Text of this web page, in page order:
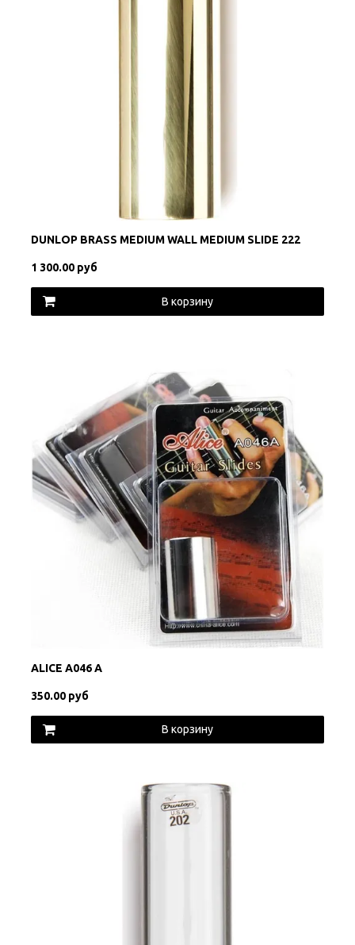
DUNLOP BRASS MEDIUM WALL MEDIUM SLIDE 222
1 300.00 руб
В корзину
ALICE A046 A
350.00 руб
В корзину